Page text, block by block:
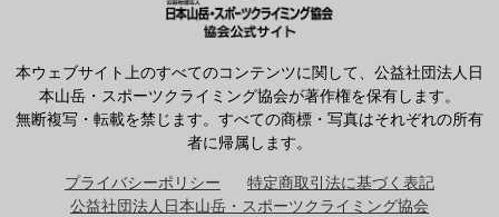
本ウェブサイト上のすべてのコンテンツに関して、公益社団法人日
本山岳・スポーツクライミング協会が著作権を保有します。
無断複写・転載を禁じます。すべての商標・写真はそれぞれの所有
者に帰属します。
プライバシーポリシー
特定商取引法に基づく表記
公益社団法人日本山岳・スポーツクライミング協会